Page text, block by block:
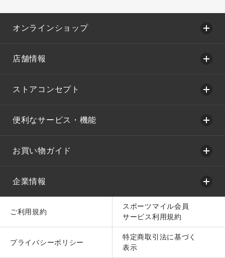
オンラインショップ
店舗情報
ストアコンセプト
便利なサービス・機能
お買い物ガイド
企業情報
ご利用規約
スポーツマイル会員
サービス利用規約
プライバシーポリシー
特定商取引法に基づく
表示